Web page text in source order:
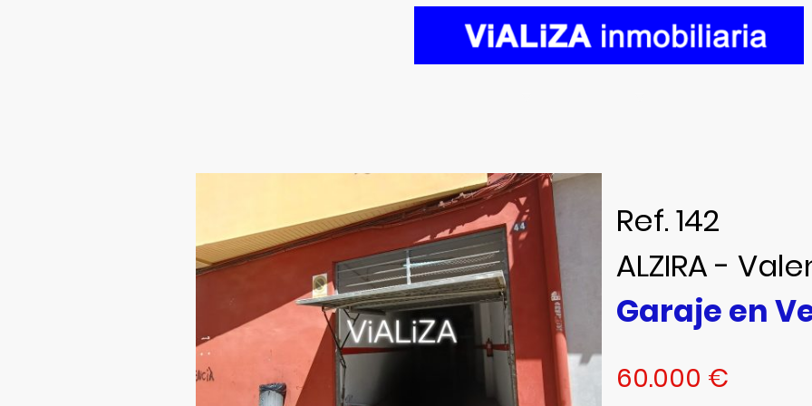
Ref. 142
ALZIRA -
Garaje en
60.000 €